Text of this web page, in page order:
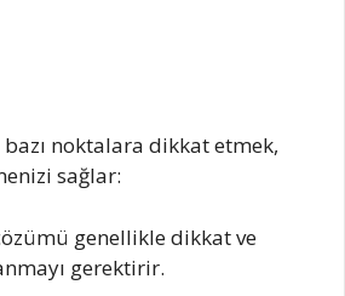
noktalara dikkat etmek,
sağlar:
genellikle dikkat ve
gerektirir.